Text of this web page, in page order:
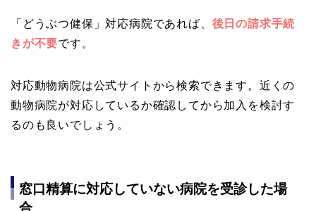
「どうぶつ健保」対応病院であれば、 後日の請求手続
きが不要です。
対応動物病院は公式サイトから検索できます。近くの
動物病院が対応しているか確認してから加入を検討す
るのも良いでしょう。
窓口精算に対応していない病院を受診した場
合